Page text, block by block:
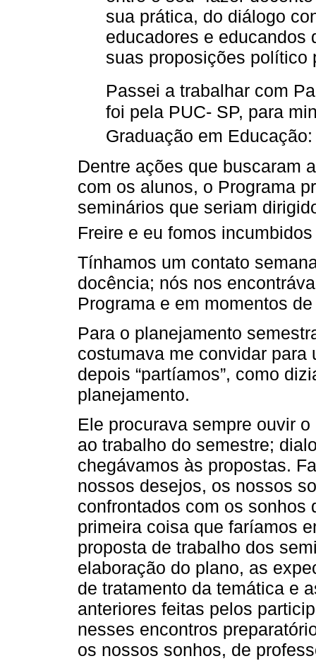
sua prática, do diálogo
educadores e educandos
suas proposições político
Passei a trabalhar com
foi pela PUC- SP, para
Graduação em
Dentre ações que buscaram
com os alunos, o Programa
seminários que seriam
Freire e eu fomos
Tínhamos um contato
docência; nós nos
Programa e em momentos
Para o planejamento
costumava me convidar
depois “partíamos”, como
planejamento.
Ele procurava sempre ouvir
ao trabalho do semestre;
chegávamos às propostas.
nossos desejos, os nossos
confrontados com os sonhos
primeira coisa que faríamos
proposta de trabalho dos
elaboração do plano, as
de tratamento da temática e
anteriores feitas pelos
nesses encontros
os nossos sonhos, de